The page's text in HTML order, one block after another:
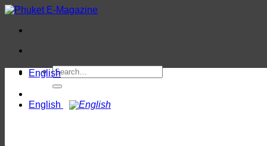
Skip
content
English
English